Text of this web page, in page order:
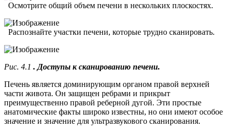
Осмотрите общий объем печени в нескольких плоскостях.
Распознайте участки печени, которые трудно сканировать.
Рис. 4.1 . Доступы к сканированию печени.
Печень является доминирующим органом правой верхней
части живота. Он защищен ребрами и прикрыт
преимущественно правой реберной дугой. Эти простые
анатомические факты широко известны, но они имеют особое
значение и значение для ультразвукового сканирования.